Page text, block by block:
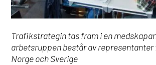
Trafikstrategin tas fram i en
arbetsruppen består av representanter
Norge och Sverige